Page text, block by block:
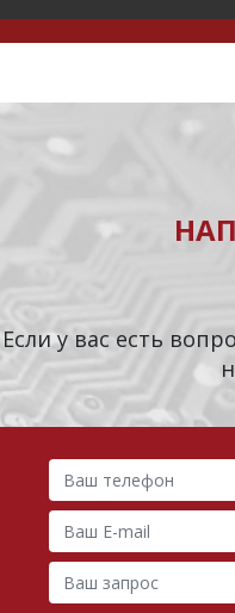
Если у вас есть